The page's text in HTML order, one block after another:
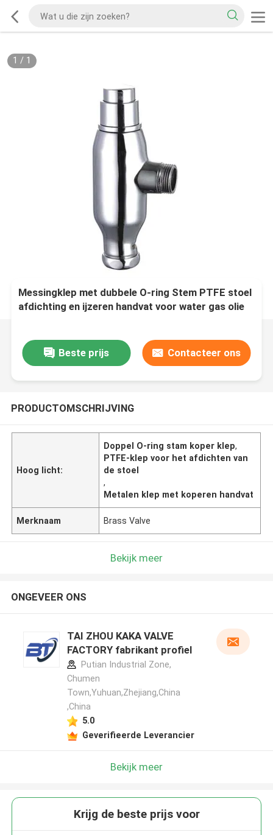
1 / 1
Messingklep met dubbele O-ring Stem PTFE stoel
afdichting en ijzeren handvat voor water gas olie
Beste prijs Contacteer ons
PRODUCTOMSCHRIJVING
Hoog licht:
Doppel O-ring stam koper klep,
PTFE-klep voor het afdichten van
de stoel
,
Metalen klep met koperen handvat
Merknaam Brass Valve
Bekijk meer
ONGEVEER ONS
TAI ZHOU KAKA VALVE
FACTORY fabrikant profiel
Putian Industrial Zone,
Chumen
Town,Yuhuan,Zhejiang,China
,China
5.0
Geverifieerde Leverancier
Bekijk meer
Krijg de beste prijs voor